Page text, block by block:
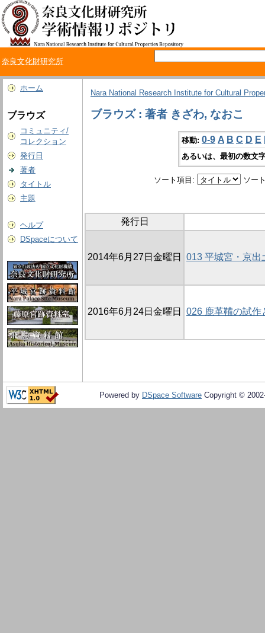
奈良文化財研究所
ホーム
ブラウズ
コミュニティ/
コレクション
発行日
著者
タイトル
主題
ヘルプ
DSpaceについて
Nara National Research Institute for Cultural
ブラウズ : 著者 きざわ, なおこ
移動: 0-9 A B C D E
あるいは、最初の数文
ソート項目: ソー
発行日
2014年6月27日金曜日 013 平城宮・京出
2016年6月24日金曜日 026 鹿革鞴の試作
Powered by DSpace Software Copyright ©